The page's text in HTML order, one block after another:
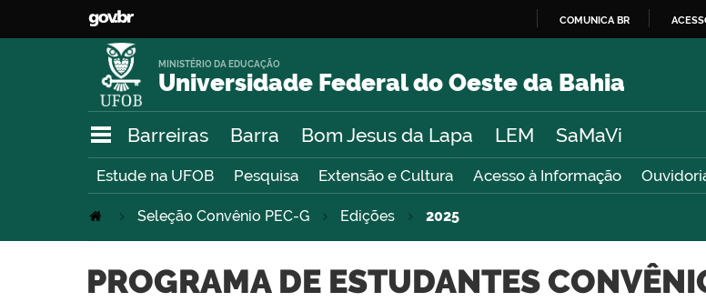
O
COMUNICA BR
Universidade Federal do Oeste da Bahia
MINISTÉRIO DA EDUCAÇÃO
Barreiras Barra Bom Jesus da Lapa LEM SaMaVi
Estude na UFOB Pesquisa Extensão e Cultura Acesso à Informação
Seleção Convênio PEC-G Edições 2025
PROGRAMA DE ESTUDANTES